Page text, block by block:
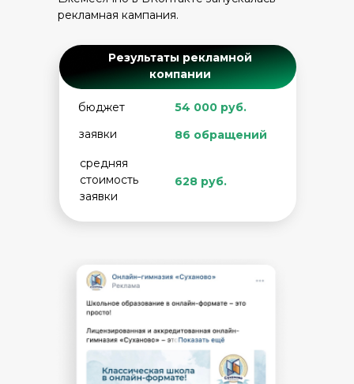
рекламная кампания.
Результаты рекламной
компании
бюджет
средняя
стоимость
заявки
54 000 руб.
628 руб.
заявки 86 обращений